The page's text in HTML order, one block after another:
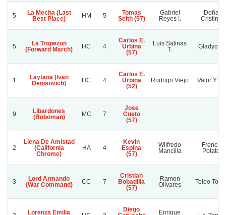
5
La Mecha (Last
Best Place)
HM 5
Tomas
Seith (57)
Gabriel
Reyes I.
Doña
Cristina
5
La Tropezon
(Forward March)
HC 4
Carlos E.
Urbina
(57)
Luis Salinas
T.
Gladycita
1
Laytana (Ivan
Denisovich)
HC 4
Carlos E.
Urbina
(52)
Rodrigo Viejo Valor Y Fe
9
Libardones
(Boboman)
MC 7
Jose
Cueto
(57)
2
Llena De Amistad
(California
Chrome)
HA 4
Kevin
Espina
(57)
Wilfredo
Mancilla
French
Potato
3
Lord Armando
(War Command)
CC 7
Cristian
Bobadilla
(57)
Ramon
Olivares
Toleo
Lorenza Emilia
Diego
Enrique